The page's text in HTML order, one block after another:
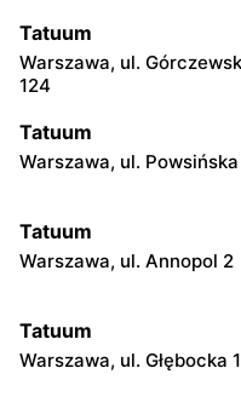
Tatuum
Warszawa, ul.
124
Tatuum
Warszawa, ul. Powsińska
Tatuum
Warszawa, ul. Annopol 2
Tatuum
Warszawa, ul. Głębocka